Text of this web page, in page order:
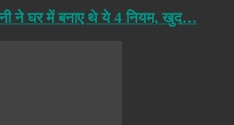
ने घर में बनाए थे ये 4 नियम, खुद…